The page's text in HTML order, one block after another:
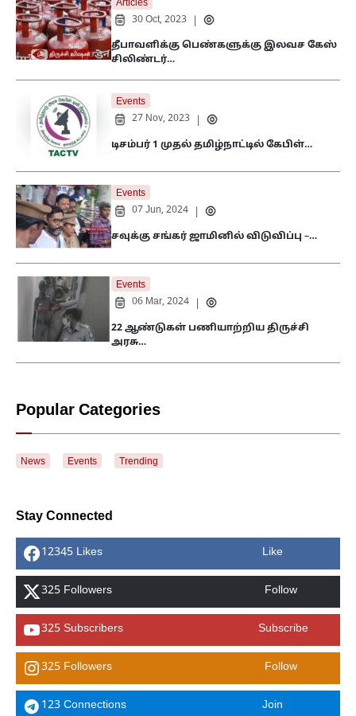
Articles
30 Oct, 2023
தீபாவளிக்கு பெண்களுக்கு இலவச கேஸ்
சிலிண்டர்…
Events
27 Nov, 2023
டிசம்பர் 1 முதல் தமிழ்நாட்டில் கேபிள்…
Events
07 Jun, 2024
சவுக்கு சங்கர் ஜாமினில் விடுவிப்பு –…
Events
06 Mar, 2024
22 ஆண்டுகள் பணியாற்றிய திருச்சி
அரசு…
Popular Categories
News Events Trending
Stay Connected
12345 Likes Like
325 Followers Follow
325 Subscribers Subscribe
325 Followers Follow
123 Connections Join